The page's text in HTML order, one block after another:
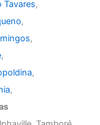
Tavares,
,
,
,
,
,